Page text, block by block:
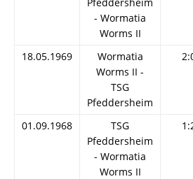
- Wormatia
Worms II
18.05.1969
Wormatia
Worms II -
TSG
Pfeddersheim
01.09.1968
TSG
Pfeddersheim
- Wormatia
Worms II